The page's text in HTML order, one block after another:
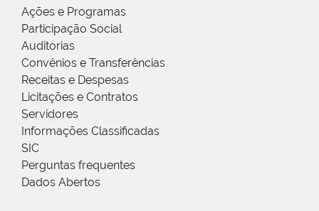
Ações e Programas
Participação Social
Auditorias
Convênios e Transferências
Receitas e Despesas
Licitações e Contratos
Servidores
Informações Classificadas
SIC
Perguntas frequentes
Dados Abertos